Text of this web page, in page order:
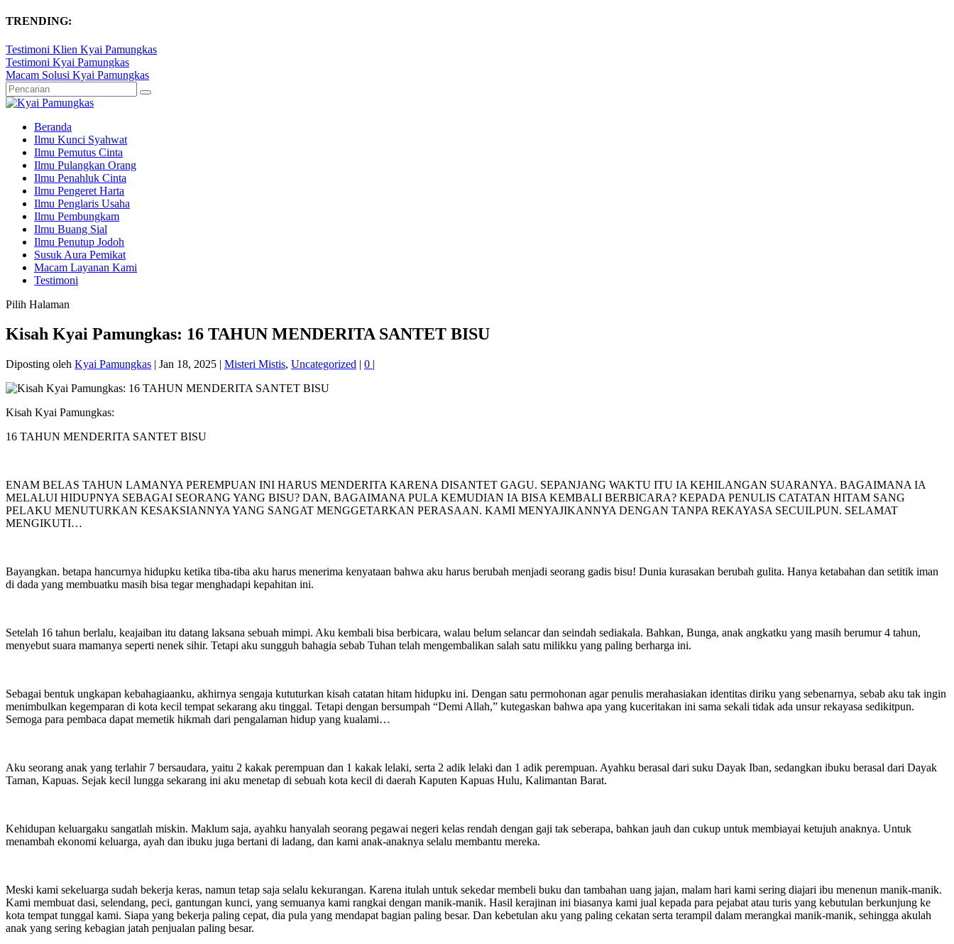
TRENDING:
Testimoni Klien Kyai Pamungkas
Testimoni Kyai Pamungkas
Macam Solusi Kyai Pamungkas
Beranda
Ilmu Kunci Syahwat
Ilmu Pemutus Cinta
Ilmu Pulangkan Orang
Ilmu Penahluk Cinta
Ilmu Pengeret Harta
Ilmu Penglaris Usaha
Ilmu Pembungkam
Ilmu Buang Sial
Ilmu Penutup Jodoh
Susuk Aura Pemikat
Macam Layanan Kami
Testimoni
Pilih Halaman
Kisah Kyai Pamungkas: 16 TAHUN MENDERITA SANTET BISU
Diposting oleh Kyai Pamungkas | Jan 18, 2025 | Misteri Mistis, Uncategorized | 0 |
Kisah Kyai Pamungkas:
16 TAHUN MENDERITA SANTET BISU
ENAM BELAS TAHUN LAMANYA PEREMPUAN INI HARUS MENDERITA KARENA DISANTET GAGU. SEPANJANG WAKTU ITU IA KEHILANGAN SUARANYA. BAGAIMANA IA
MELALUI HIDUPNYA SEBAGAI SEORANG YANG BISU? DAN, BAGAIMANA PULA KEMUDIAN IA BISA KEMBALI BERBICARA? KEPADA PENULIS CATATAN HITAM SANG
PELAKU MENUTURKAN KESAKSIANNYA YANG SANGAT MENGGETARKAN PERASAAN. KAMI MENYAJIKANNYA DENGAN TANPA REKAYASA SECUILPUN. SELAMAT
MENGIKUTI…
Bayangkan. betapa hancurnya hidupku ketika tiba-tiba aku harus menerima kenyataan bahwa aku harus berubah menjadi seorang gadis bisu! Dunia kurasakan berubah gulita. Hanya ketabahan dan setitik iman
di dada yang membuatku masih bisa tegar menghadapi kepahitan ini.
Setelah 16 tahun berlalu, keajaiban itu datang laksana sebuah mimpi. Aku kembali bisa berbicara, walau belum selancar dan seindah sediakala. Bahkan, Bunga, anak angkatku yang masih berumur 4 tahun,
menyebut suara mamanya seperti nenek sihir. Tetapi aku sungguh bahagia sebab Tuhan telah mengembalikan salah satu milikku yang paling berharga ini.
Sebagai bentuk ungkapan kebahagiaanku, akhirnya sengaja kututurkan kisah catatan hitam hidupku ini. Dengan satu permohonan agar penulis merahasiakan identitas diriku yang sebenarnya, sebab aku tak ingin
menimbulkan kegemparan di kota kecil tempat sekarang aku tinggal. Tetapi dengan bersumpah “Demi Allah,” kutegaskan bahwa apa yang kuceritakan ini sama sekali tidak ada unsur rekayasa sedikitpun.
Semoga para pembaca dapat memetik hikmah dari pengalaman hidup yang kualami…
Aku seorang anak yang terlahir 7 bersaudara, yaitu 2 kakak perempuan dan 1 kakak lelaki, serta 2 adik lelaki dan 1 adik perempuan. Ayahku berasal dari suku Dayak Iban, sedangkan ibuku berasal dari Dayak
Taman, Kapuas. Sejak kecil lungga sekarang ini aku menetap di sebuah kota kecil di daerah Kaputen Kapuas Hulu, Kalimantan Barat.
Kehidupan keluargaku sangatlah miskin. Maklum saja, ayahku hanyalah seorang pegawai negeri kelas rendah dengan gaji tak seberapa, bahkan jauh dan cukup untuk membiayai ketujuh anaknya. Untuk
menambah ekonomi keluarga, ayah dan ibuku juga bertani di ladang, dan kami anak-anaknya selalu membantu mereka.
Meski kami sekeluarga sudah bekerja keras, namun tetap saja selalu kekurangan. Karena itulah untuk sekedar membeli buku dan tambahan uang jajan, malam hari kami sering diajari ibu menenun manik-manik.
Kami membuat dasi, selendang, peci, gantungan kunci, yang semuanya kami rangkai dengan manik-manik. Hasil kerajinan ini biasanya kami jual kepada para pejabat atau turis yang kebutulan berkunjung ke
kota tempat tunggal kami. Siapa yang bekerja paling cepat, dia pula yang mendapat bagian paling besar. Dan kebetulan aku yang paling cekatan serta terampil dalam merangkai manik-manik, sehingga akulah
anak yang sering kebagian jatah penjualan paling besar.